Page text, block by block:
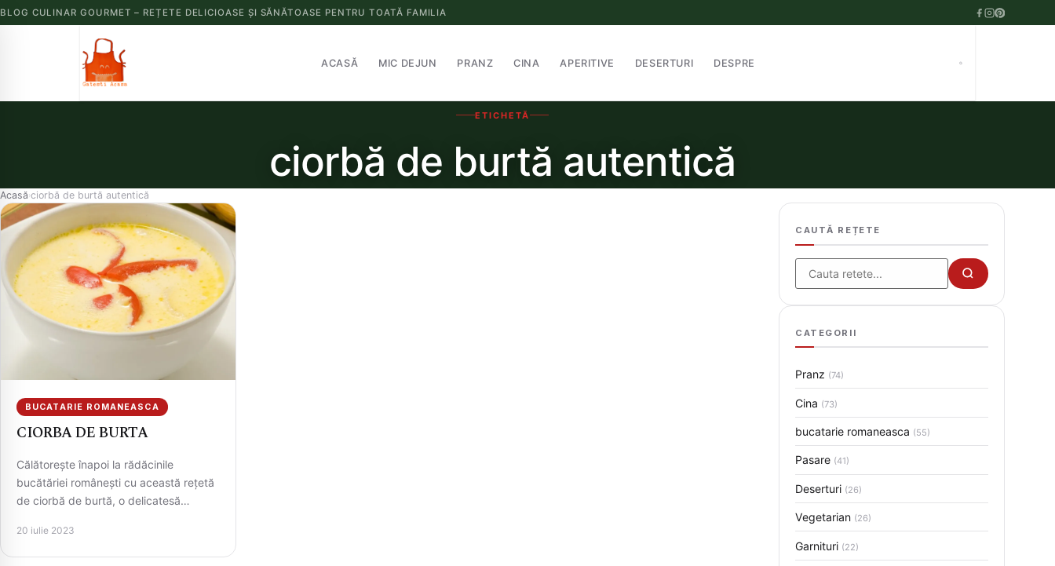
BLOG CULINAR GOURMET – REȚETE DELICIOASE ȘI SĂNĂTOASE PENTRU TOATĂ FAMILIA
ACASĂ MIC DEJUN PRANZ CINA APERITIVE DESERTURI DESPRE
ETICHETĂ
ciorbă de burtă autentică
Acasă›ciorbă de burtă autentică
BUCATARIE ROMANEASCA
CIORBA DE BURTA
Călătorește înapoi la rădăcinile
bucătăriei românești cu această rețetă
de ciorbă de burtă, o delicatesă
stârnește papilele…
20 iulie 2023
CAUTĂ REȚETE
Cauta
CATEGORII
Pranz (74)
Cina (73)
bucatarie romaneasca (55)
Pasare (41)
Deserturi (26)
Vegetarian (26)
Garnituri (22)